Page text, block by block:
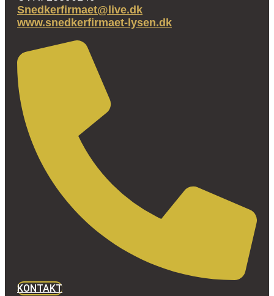
Snedkerfirmaet@live.dk
www.snedkerfirmaet-lysen.dk
KONTAKT